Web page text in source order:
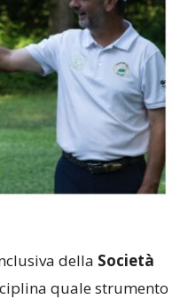
della Società
quale strumento